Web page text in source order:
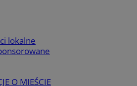
lokalne
O MIEŚCIE